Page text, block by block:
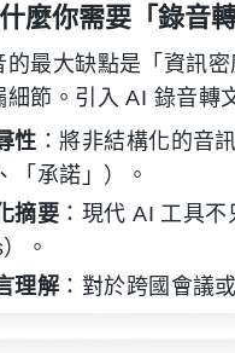
麼你需要「錄音
的最大缺點是「資訊
細節。引入 AI 錄音轉
性 ：將非結構化的音
「承諾」）。
摘要 ：現代 AI 工具
。
理解 ：對於跨國會議